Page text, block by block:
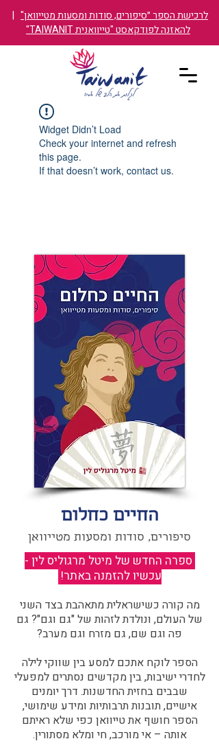
לרכישת הספר ״סיפורים, סודות ומסעות מטייוואן" |
להאזנה לפודקאסט "טייוואנית TAIWANIT"
Widget Didn’t Load
Check your internet and refresh
this page.
If that doesn’t work, contact us.
החיים כחלום
סיפורים, סודות ומסעות מטייוואן
ספרה החדש של מיטל מרגוליס לין -
עכשיו להזמנה באתר!
מה קורה כשישראלית מתאהבת בצד השני
של העולם, ונולדת לזהות של "גם וגם"? גם
פה וגם שם, גם מזרח וגם מערב?​​
הספר לוקח אתכם למסע בין שווקי לילה
לחדרי ישיבות, בין מקדשים נסתרים למפעלי
שבבים בחזית החדשנות. דרך יומנים
אישיים, תובנות תרבותיות ומידע שימושי,
הספר חושף את טייוואן כפי שלא ראיתם
אותה – אי מורכב, חי ומלא מסתורין.